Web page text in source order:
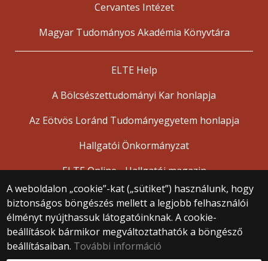
A weboldalon „cookie”-kat („sütiket”) használunk, hogy
biztonságos böngészés mellett a legjobb felhasználói
élményt nyújthassuk látogatóinknak. A cookie-
beállítások bármikor megváltoztathatók a böngésző
beállításaiban. További információ
Cervantes Intézet
Magyar Tudományos Akadémia Könyvtára
ELTE Help
A Bölcsészettudományi Kar honlapja
Az Eötvös Loránd Tudományegyetem honlapja
Hallgatói Önkormányzat
ELTE Online - Hallgatói magazin
© 2025 Eötvös Loránd Tudományegyetem
Minden jog fenntartva.
1053 Budapest, Egyetem tér 1–3.
Központi telefonszám: +36 1 411 6500